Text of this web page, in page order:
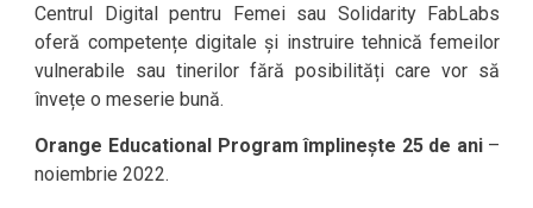
Centrul Digital pentru Femei sau Solidarity FabLabs
oferă competențe digitale și instruire tehnică femeilor
vulnerabile sau tinerilor fără posibilități care vor să
învețe o meserie bună.
Orange Educational Program împlinește 25 de ani–
noiembrie 2022.